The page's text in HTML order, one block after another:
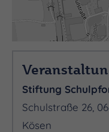
Stiftung
Schulstraße 26,
Kösen